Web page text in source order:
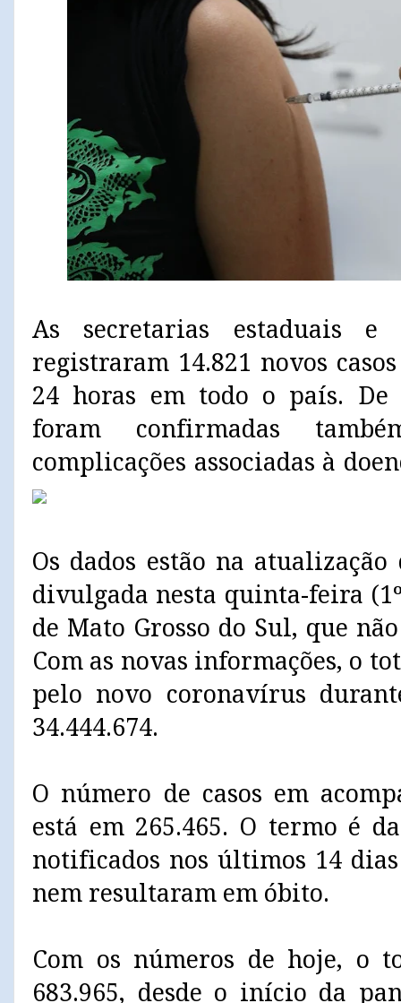
As secretarias estaduais e
registraram 14.821 novos
24 horas em todo o país. De
foram confirmadas
complicações associadas à
Os dados estão na
divulgada nesta quinta-feira
de Mato Grosso do Sul, que
Com as novas informações, o
pelo novo coronavírus
34.444.674.
O número de casos em
está em 265.465. O termo é
notificados nos últimos 14
nem resultaram em óbito.
Com os números de hoje, o
683.965, desde o início da